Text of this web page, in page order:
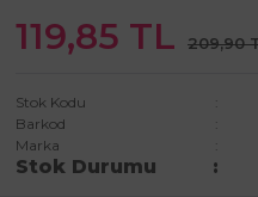
119,85 TL 209,90
Stok Kodu
Barkod
Marka
Stok Durumu